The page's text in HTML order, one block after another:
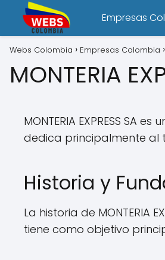
Empresas
Webs Colombia Empresas Colombia
MONTERIA
MONTERIA EXPRESS
dedica principalmente al
Historia y
La historia de MONTERIA
tiene como objetivo